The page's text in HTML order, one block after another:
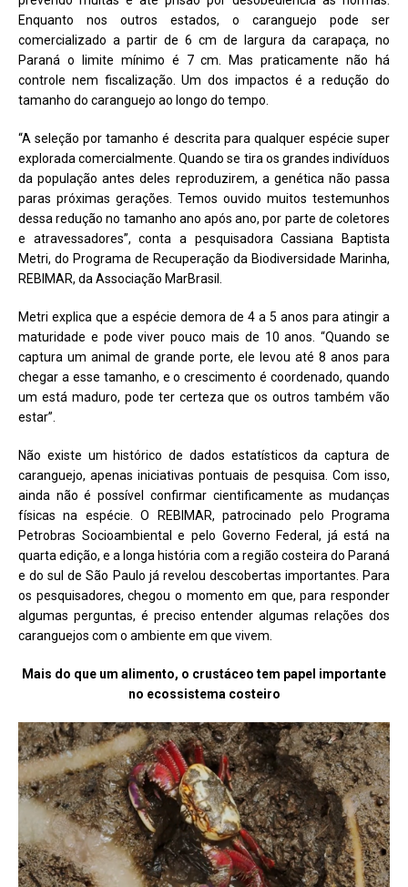
Enquanto nos outros estados, o caranguejo pode ser
comercializado a partir de 6 cm de largura da carapaça, no
Paraná o limite mínimo é 7 cm. Mas praticamente não há
controle nem fiscalização. Um dos impactos é a redução do
tamanho do caranguejo ao longo do tempo.
“A seleção por tamanho é descrita para qualquer espécie super
explorada comercialmente. Quando se tira os grandes indivíduos
da população antes deles reproduzirem, a genética não passa
paras próximas gerações. Temos ouvido muitos testemunhos
dessa redução no tamanho ano após ano, por parte de coletores
e atravessadores”, conta a pesquisadora Cassiana Baptista
Metri, do Programa de Recuperação da Biodiversidade Marinha,
REBIMAR, da Associação MarBrasil.
Metri explica que a espécie demora de 4 a 5 anos para atingir a
maturidade e pode viver pouco mais de 10 anos. “Quando se
captura um animal de grande porte, ele levou até 8 anos para
chegar a esse tamanho, e o crescimento é coordenado, quando
um está maduro, pode ter certeza que os outros também vão
estar”.
Não existe um histórico de dados estatísticos da captura de
caranguejo, apenas iniciativas pontuais de pesquisa. Com isso,
ainda não é possível confirmar cientificamente as mudanças
físicas na espécie. O REBIMAR, patrocinado pelo Programa
Petrobras Socioambiental e pelo Governo Federal, já está na
quarta edição, e a longa história com a região costeira do Paraná
e do sul de São Paulo já revelou descobertas importantes. Para
os pesquisadores, chegou o momento em que, para responder
algumas perguntas, é preciso entender algumas relações dos
caranguejos com o ambiente em que vivem.
Mais do que um alimento, o crustáceo tem papel importante
no ecossistema costeiro